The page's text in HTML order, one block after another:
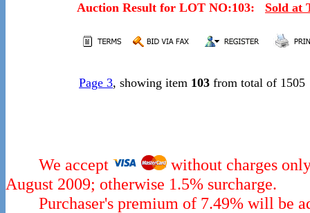
Auction Result for LOT NO:103: Sold at
Page 3, showing item 103 from total of 1505
We accept
without charges
August 2009; otherwise 1.5% surcharge.
Purchaser's premium of 7.49% will be